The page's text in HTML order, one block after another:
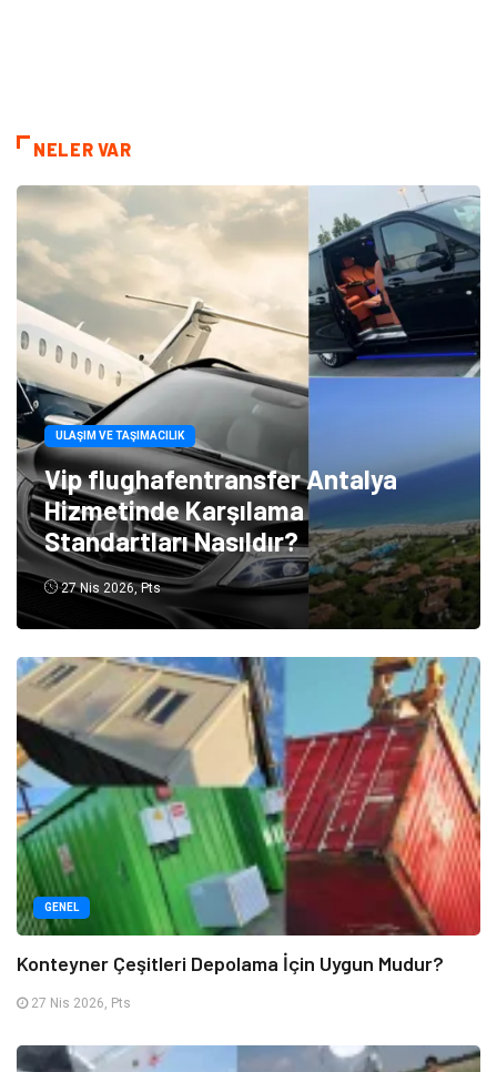
NELER VAR
ULAŞIM VE TAŞIMACILIK
Vip flughafentransfer Antalya
Hizmetinde Karşılama
Standartları Nasıldır?
27 Nis 2026, Pts
GENEL
Konteyner Çeşitleri Depolama İçin Uygun Mudur?
27 Nis 2026, Pts